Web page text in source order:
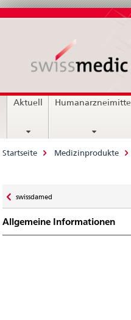
Hauptnavigation
Aktuell Humanarzneimittel
Breadcrumb
Startseite Medizinprodukte
zu
swissdamed
Allgemeine Informationen